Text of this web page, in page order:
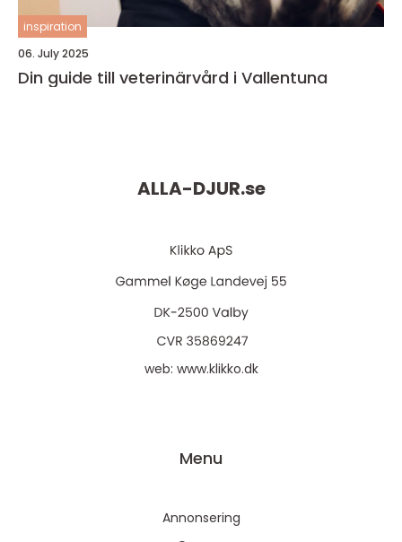
inspiration
06. July 2025
Din guide till veterinärvård i Vallentuna
ALLA-DJUR.se
web: www.klikko.dk
Menu
Annonsering